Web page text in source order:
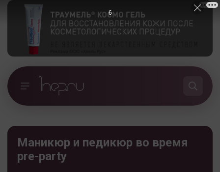
Маникюр и педикюр во время
pre-party
5